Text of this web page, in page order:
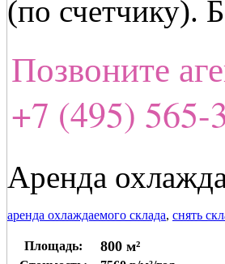
(по счетчику).
Позвоните
+7 (495) 565-
Аренда
аренда охлаждаемого склада, снять
Площадь: 800 м²